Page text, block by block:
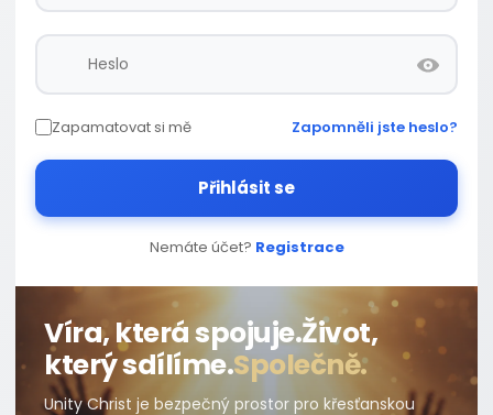
Zapamatovat si mě Zapomněli jste heslo?
Přihlásit se
Nemáte účet? Registrace
Víra, která spojuje.Život,
který sdílíme.Společně.
Unity Christ je bezpečný prostor pro křesťanskou